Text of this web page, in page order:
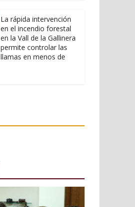
La rápida intervención
en el incendio forestal
en la Vall de la Gallinera
permite controlar las
llamas en menos de